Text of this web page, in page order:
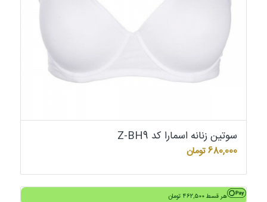
سوتین زنانه اسمارا کد Z-BH9
680,000تومان
هر قسط462,500 تومان